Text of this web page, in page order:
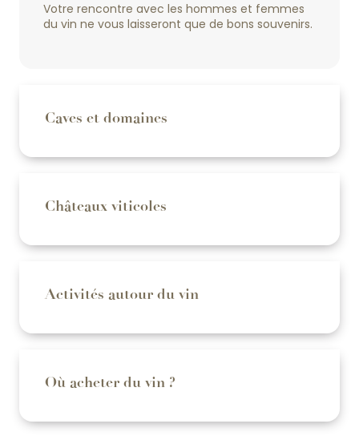
Votre rencontre avec les hommes et femmes
du vin ne vous laisseront que de bons souvenirs.
Caves et domaines
Châteaux viticoles
Activités autour du vin
Où acheter du vin ?